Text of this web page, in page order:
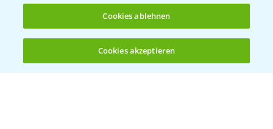
Allgemeine Nutzungsbedingungen
Datenschutzerklärung
Cookies ablehnen
Cookies akzeptieren